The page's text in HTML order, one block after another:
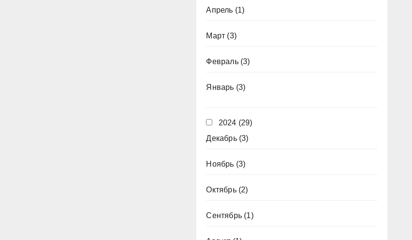
Апрель (1)
Март (3)
Февраль(3)
Январь (3)
2024 (29)
Декабрь(3)
Ноябрь (3)
Октябрь(2)
Сентябрь(1)